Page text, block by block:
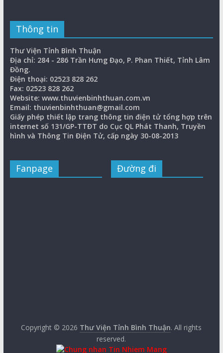
Thông tin
Thư Viện Tỉnh Bình Thuận
Địa chỉ: 284 - 286 Trần Hưng Đạo, P. Phan Thiết, Tỉnh Lâm
Đồng.
Điện thoại: 02523 828 262
Fax: 02523 828 262
Website: www.thuvienbinhthuan.com.vn
Email: thuvienbinhthuan@gmail.com
Giấy phép thiết lập trang thông tin điện tử tổng hợp trên
internet số 131/GP-TTĐT do Cục QL Phát Thanh, Truyền
hình và Thông Tin Điện Tử, cấp ngày 30-08-2013
Fanpage Đường đi
Copyright © 2026 Thư Viện Tỉnh Bình Thuận. All rights
reserved.